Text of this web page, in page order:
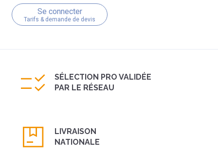
Se connecter
Tarifs & demande de devis
SÉLECTION PRO VALIDÉE
PAR LE RÉSEAU
LIVRAISON
NATIONALE